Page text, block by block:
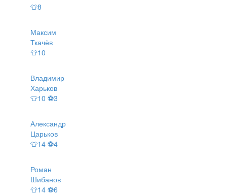
👕8
Максим
Ткачёв
👕10
Владимир
Харьков
👕10 ⚽3
Александр
Царьков
👕14 ⚽4
Роман
Шибанов
👕14 ⚽6